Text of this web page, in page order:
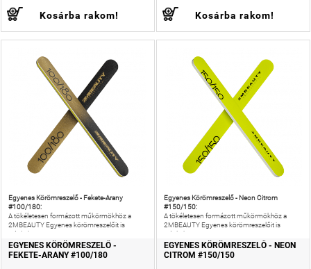
Kosárba rakom! Kosárba rakom!
Egyenes Körömreszelő - Fekete-Arany
#100/180:
A tökéletesen formázott műkörmökhöz a
2MBEAUTY Egyenes körömreszelőit is
ajánljuk!
EGYENES KÖRÖMRESZELŐ -
FEKETE-ARANY #100/180
Egyenes Körömreszelő - Neon Citrom
#150/150:
A tökéletesen formázott műkörmökhöz a
2MBEAUTY Egyenes körömreszelőit is
ajánljuk!
EGYENES KÖRÖMRESZELŐ - NEON
CITROM #150/150